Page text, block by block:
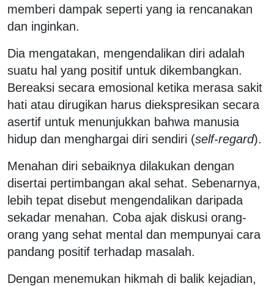
memberi dampak seperti yang ia rencanakan
dan inginkan.
Dia mengatakan, mengendalikan diri adalah
suatu hal yang positif untuk dikembangkan.
Bereaksi secara emosional ketika merasa sakit
hati atau dirugikan harus diekspresikan secara
asertif untuk menunjukkan bahwa manusia
hidup dan menghargai diri sendiri (self-regard).
Menahan diri sebaiknya dilakukan dengan
disertai pertimbangan akal sehat. Sebenarnya,
lebih tepat disebut mengendalikan daripada
sekadar menahan. Coba ajak diskusi orang-
orang yang sehat mental dan mempunyai cara
pandang positif terhadap masalah.
Dengan menemukan hikmah di balik kejadian,